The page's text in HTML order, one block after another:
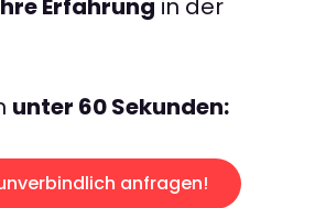
Erfahrung in der
unter 60 Sekunden:
anfragen!